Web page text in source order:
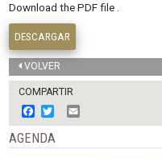
Download the PDF file .
DESCARGAR
VOLVER
COMPARTIR
F
a
c
e
w
i
t
m
i
AGENDA